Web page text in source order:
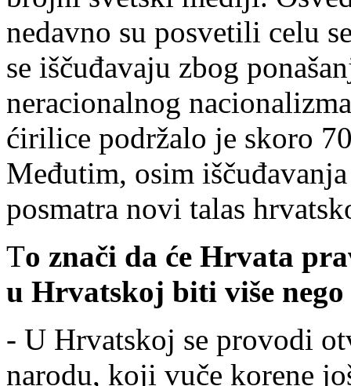
nedavno su posvetili celu
se iščuđavaju zbog
neracionalnog
ćirilice podržalo je skoro
Međutim, osim
posmatra novi talas
To znači da će Hrvata
u Hrvatskoj biti više
- U Hrvatskoj se provodi
narodu, koji vuče korene